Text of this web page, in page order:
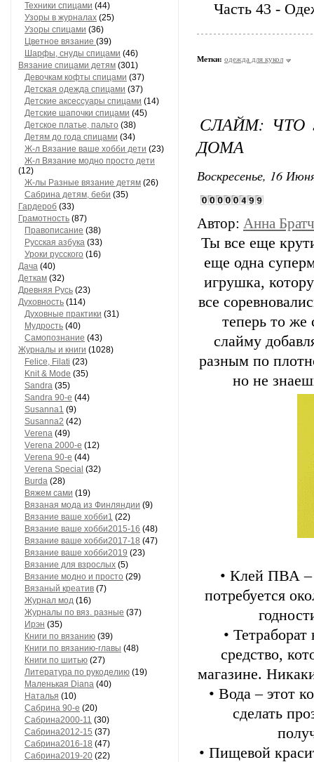
Техники спицами (44)
Узоры в журналах (25)
Узоры спицами (36)
Цветное вязание (39)
Шарфы, снуды спицами (46)
Вязание спицами детям (301)
Девочкам кофты спицами (37)
Детская одежда спицами (37)
Детские аксессуары спицами (14)
Детские шапочки спицами (45)
Детское платье, пальто (38)
Детям до года спицами (34)
Ж-л Вязание ваше хобби дети (23)
Ж-л Вязание модно просто дети
(12)
Ж-лы Разные вязание детям (26)
Сабринa детям, беби (35)
Гардероб (33)
Грамотность (87)
Правописание (38)
Русская азбука (33)
Уроки русского (16)
Дача (40)
Деткам (32)
Древняя Русь (23)
Духовность (114)
Духовные практики (31)
Мудрость (40)
Самопознание (43)
Журналы и книги (1028)
Felice, Filati (23)
Knit & Mode (35)
Sandra (35)
Sandra 90-е (44)
Susanna1 (9)
Susanna2 (42)
Vеrеnа (49)
Vеrеnа 2000-е (12)
Vеrеnа 90-е (44)
Vеrеnа Special (32)
Вurdа (28)
Вяжем сами (19)
Вязаная мода из Финляндии (9)
Вязание ваше хобби1 (22)
Вязание ваше хобби2015-16 (48)
Вязание ваше хобби2017-18 (47)
Вязание ваше хобби2019 (23)
Вязание для взрослых (5)
Вязание модно и просто (29)
Вязаный креатив (7)
Журнал мод (16)
Журналы по вяз. разные (37)
Ирэн (35)
Книги по вязанию (39)
Книги по вязанию-главы (48)
Книги по шитью (27)
Литература по рукоделию (19)
Маленькая Diana (40)
Наталья (10)
Сaбринa 90-е (20)
Сaбринa2000-11 (30)
Сaбринa2012-15 (37)
Сaбринa2016-18 (47)
Сaбринa2019-20 (22)
Часть 43 -
Метки: одежда для кукол
СЛАЙМ: ЧТО
ДОМА
Воскресенье, 16
Автор: Анна
Ты все еще
еще одна
игрушка,
все
теперь то же
слайму
разным по
но не
• Клей ПВА –
потребуется
•
средство,
магазине.
• Вода – этот
сделать
• Пищевой